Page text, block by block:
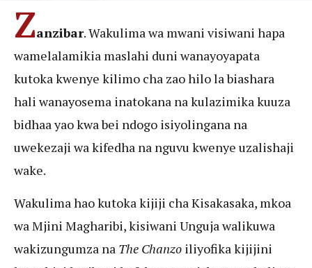
Zanzibar. Wakulima wa mwani visiwani hapa
wamelalamikia maslahi duni wanayoyapata
kutoka kwenye kilimo cha zao hilo la biashara
hali wanayosema inatokana na kulazimika kuuza
bidhaa yao kwa bei ndogo isiyolingana na
uwekezaji wa kifedha na nguvu kwenye uzalishaji
wake.
Wakulima hao kutoka kijiji cha Kisakasaka, mkoa
wa Mjini Magharibi, kisiwani Unguja walikuwa
wakizungumza na The Chanzo iliyofika kijijini